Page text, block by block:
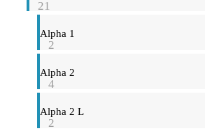
21
Alpha 1
2
Alpha 2
4
Alpha 2 L
2